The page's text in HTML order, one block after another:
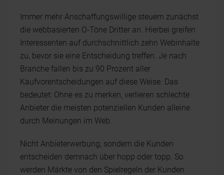
Immer mehr Anschaffungswillige steuern zunächst
die webbasierten O-Töne Dritter an. Hierbei greifen
Interessenten auf durchschnittlich zehn Webinhalte
zu, bevor sie eine Entscheidung treffen. Je nach
Branche fallen bis zu 90 Prozent aller
Kaufvorentscheidungen auf diese Weise. Das
bedeutet: Ohne es zu merken, verlieren schlechte
Anbieter die meisten potenziellen Kunden alleine
durch Meinungen im Web.
Nicht Anbieterwerbung, sondern die Kunden
entscheiden demnach über hopp oder topp. So
werden Märkte von den Spielregeln der Kunden